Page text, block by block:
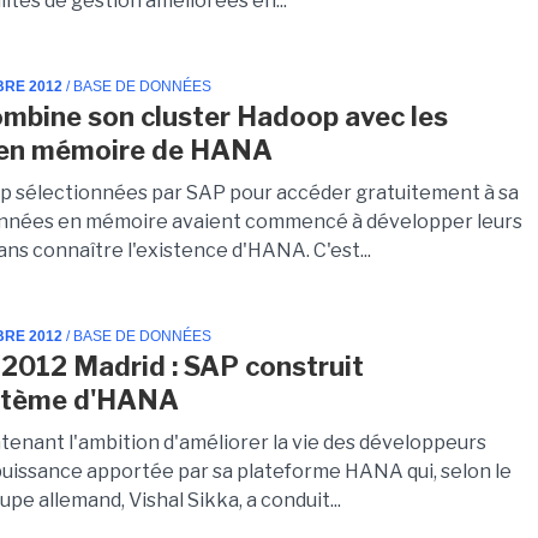
2012 / BASE DE DONNÉES
son cluster Hadoop avec les
mémoire de HANA
sélectionnées par SAP pour accéder gratuitement à sa
en mémoire avaient commencé à développer leurs
connaître l'existence d'HANA. C'est...
2012 / BASE DE DONNÉES
Madrid : SAP construit
d'HANA
l'ambition d'améliorer la vie des développeurs
apportée par sa plateforme HANA qui, selon le
allemand, Vishal Sikka, a conduit...